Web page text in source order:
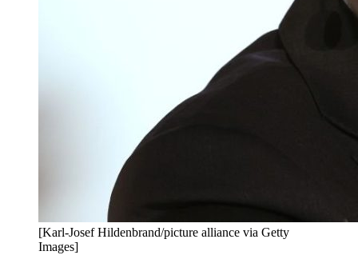
[Karl-Josef Hildenbrand/picture alliance via Getty
Images]